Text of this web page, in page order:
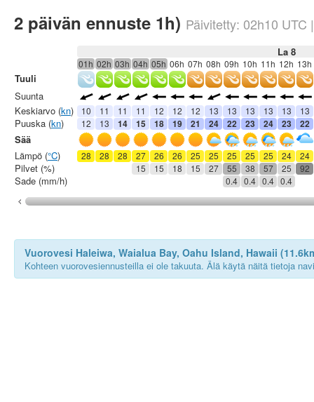
2 päivän ennuste 1h) Päivitetty: 02h10 UTC
La 8
01h 02h 03h 04h 05h 06h 07h 08h 09h 10h 11h 12h 13h
10 11 11 11 12 12 12 13 13 13 13 13
13
12
13 14 15 18 19 21 24 22 23 24 23 22
28 28 28 27 26 26 25 25 25 25 25 24
24
15
15 18 15 27 55 38 57 25
92
0.4 0.4 0.4 0.4
Tuuli
Suunta
Keskiarvo (kn)
Puuska (kn)
Sää
Lämpö (°C)
Pilvet (%)
Sade (mm/h)
Vuorovesi Haleiwa, Waialua Bay, Oahu Island, Hawaii
Kohteen vuorovesiennusteilla ei ole takuuta. Älä käytä näitä tietoja